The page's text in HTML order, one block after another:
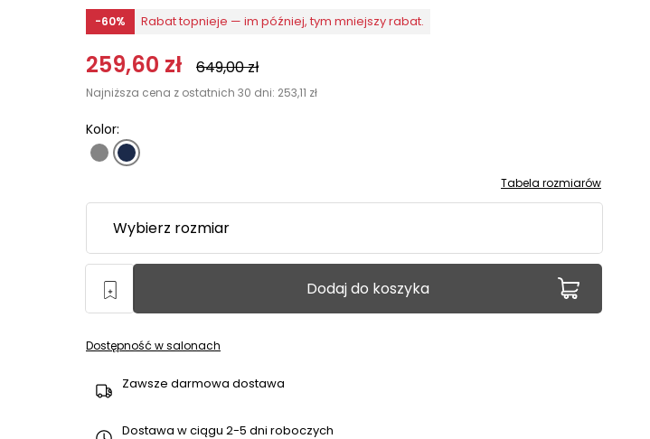
-60% Rabat topnieje — im później, tym mniejszy rabat.
259,60 zł 649,00zł
Najniższa cena z ostatnich 30 dni: 253,11 zł
Kolor:
Tabela rozmiarów
Dodaj do koszyka
Dostępność w salonach
Zawsze darmowa dostawa
Dostawa w ciągu 2-5 dni roboczych